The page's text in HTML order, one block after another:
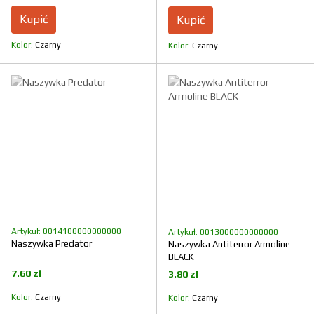
Kupić
Kolor Czarny
Kupić
Kolor Czarny
Artykuł: 0014100000000000
Naszywka Predator
7.60 zł
Kolor Czarny
Artykuł: 0013000000000000
Naszywka Antiterror Armoline
BLACK
3.80 zł
Kolor Czarny